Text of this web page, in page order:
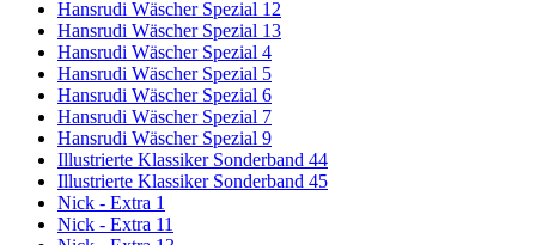
Hansrudi Wäscher Spezial 12
Hansrudi Wäscher Spezial 13
Hansrudi Wäscher Spezial 4
Hansrudi Wäscher Spezial 5
Hansrudi Wäscher Spezial 6
Hansrudi Wäscher Spezial 7
Hansrudi Wäscher Spezial 9
Illustrierte Klassiker Sonderband 44
Illustrierte Klassiker Sonderband 45
Nick - Extra 1
Nick - Extra 11